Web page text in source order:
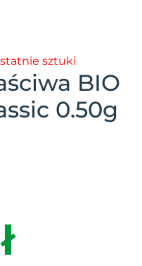
sztuki
BIO
0.50g